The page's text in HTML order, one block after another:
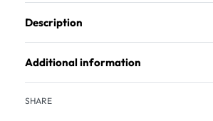
Description
Additional information
SHARE